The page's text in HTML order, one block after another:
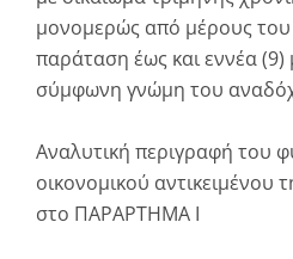
μονομερώς από μέρους
παράταση έως και εννέα (9)
σύμφωνη γνώμη του
Αναλυτική περιγραφή του
οικονομικού αντικειμένου
στο ΠΑΡΑΡΤΗΜΑ I